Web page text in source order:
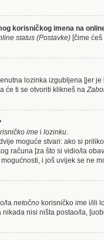
korisničkog imena na
status (Postavke) [čime
lozinka izgubljena [jer
će ti se otvoriti klikneš na
ime i lozinku
moguće stvari: ako si
računa [za što si vidio/la
i još uvijek se ne
la netočno korisničko ime i/ili
nisi ništa postao/la,